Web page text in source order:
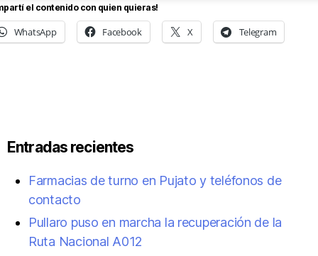
el contenido con quien quieras!
WhatsApp Facebook X Telegram
Entradas recientes
Farmacias de turno en Pujato y teléfonos de
contacto
Pullaro puso en marcha la recuperación de la
Ruta Nacional A012